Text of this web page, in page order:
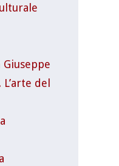
Giuseppe
del